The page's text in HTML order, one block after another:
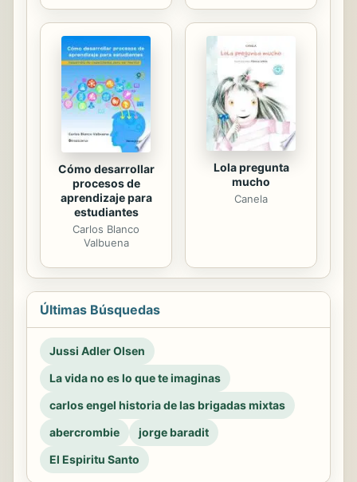
Cómo desarrollar
procesos de
aprendizaje para
estudiantes
Carlos Blanco
Valbuena
Lola pregunta
mucho
Canela
Últimas Búsquedas
Jussi Adler Olsen
La vida no es lo que te imaginas
carlos engel historia de las brigadas mixtas
abercrombie
jorge baradit
El Espiritu Santo